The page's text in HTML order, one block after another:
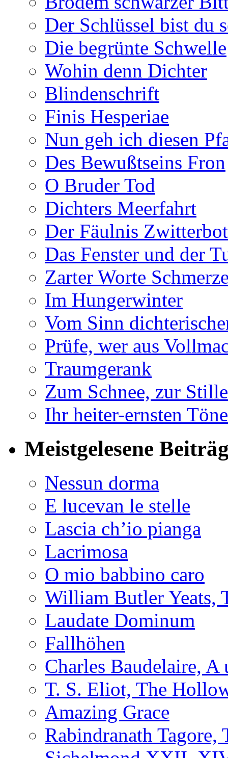
Der Schlüssel bist du
Die begrünte Schwelle
Wohin denn Dichter
Blindenschrift
Finis Hesperiae
Nun geh ich diesen
Des Bewußtseins Fron
O Bruder Tod
Dichters Meerfahrt
Der Fäulnis
Das Fenster und der
Zarter Worte
Im Hungerwinter
Vom Sinn
Prüfe, wer aus
Traumgerank
Zum Schnee, zur Stille
Ihr heiter-ernsten Töne
Meistgelesene
Nessun dorma
E lucevan le stelle
Lascia ch’io pianga
Lacrimosa
O mio babbino caro
William Butler Yeats,
Laudate Dominum
Fallhöhen
Charles Baudelaire, A
T. S. Eliot, The
Amazing Grace
Rabindranath Tagore,